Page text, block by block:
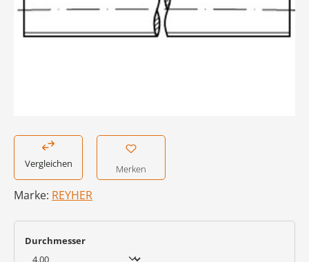
Vergleichen Merken
Marke: REYHER
Durchmesserauswählen